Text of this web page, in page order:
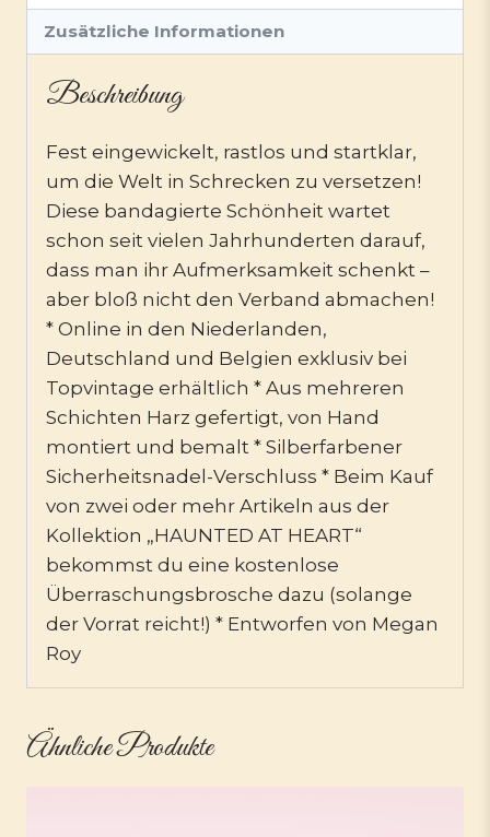
Zusätzliche Informationen
Beschreibung
Fest eingewickelt, rastlos und startklar,
um die Welt in Schrecken zu versetzen!
Diese bandagierte Schönheit wartet
schon seit vielen Jahrhunderten darauf,
dass man ihr Aufmerksamkeit schenkt –
aber bloß nicht den Verband abmachen!
* Online in den Niederlanden,
Deutschland und Belgien exklusiv bei
Topvintage erhältlich * Aus mehreren
Schichten Harz gefertigt, von Hand
montiert und bemalt * Silberfarbener
Sicherheitsnadel-Verschluss * Beim Kauf
von zwei oder mehr Artikeln aus der
Kollektion „HAUNTED AT HEART“
bekommst du eine kostenlose
Überraschungsbrosche dazu (solange
der Vorrat reicht!) * Entworfen von Megan
Roy
Ähnliche Produkte